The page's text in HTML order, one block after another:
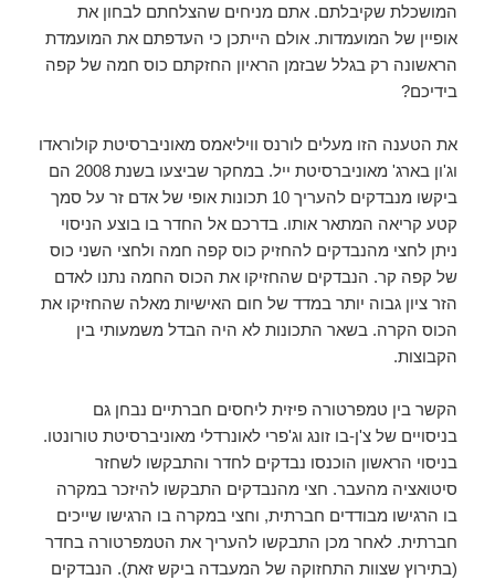
המושכלת שקיבלתם. אתם מניחים שהצלחתם לבחון את
אופיין של המועמדות. אולם הייתכן כי העדפתם את המועמדת
הראשונה רק בגלל שבזמן הראיון החזקתם כוס חמה של קפה
בידיכם?
את הטענה הזו מעלים לורנס וויליאמס מאוניברסיטת קולוראדו
וג'ון בארג' מאוניברסיטת ייל. במחקר שביצעו בשנת 2008 הם
ביקשו מנבדקים להעריך 10 תכונות אופי של אדם זר על סמך
קטע קריאה המתאר אותו. בדרכם אל החדר בו בוצע הניסוי
ניתן לחצי מהנבדקים להחזיק כוס קפה חמה ולחצי השני כוס
של קפה קר. הנבדקים שהחזיקו את הכוס החמה נתנו לאדם
הזר ציון גבוה יותר במדד של חום האישיות מאלה שהחזיקו את
הכוס הקרה. בשאר התכונות לא היה הבדל משמעותי בין
הקבוצות.
הקשר בין טמפרטורה פיזית ליחסים חברתיים נבחן גם
בניסויים של צ'ן-בו זונג וג'פרי לאונרדלי מאוניברסיטת טורונטו.
בניסוי הראשון הוכנסו נבדקים לחדר והתבקשו לשחזר
סיטואציה מהעבר. חצי מהנבדקים התבקשו להיזכר במקרה
בו הרגישו מבודדים חברתית, וחצי במקרה בו הרגישו שייכים
חברתית. לאחר מכן התבקשו להעריך את הטמפרטורה בחדר
(בתירוץ שצוות התחזוקה של המעבדה ביקש זאת). הנבדקים